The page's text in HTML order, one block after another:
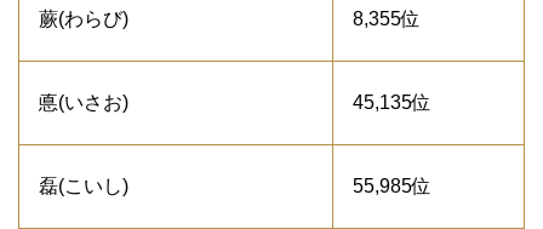
蕨(わらび) 8,355位
悳(いさお) 45,135位
磊(こいし) 55,985位